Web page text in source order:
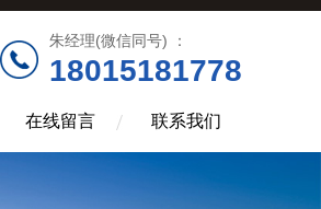
朱经理(微信同号) ：
18015181778
在线留言 联系我们